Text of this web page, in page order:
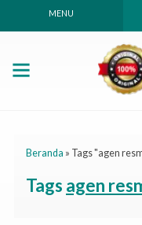
MENU
Beranda » Tags "agen
Tags agen